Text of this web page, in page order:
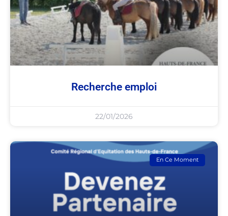
Recherche emploi
22/01/2026
En Ce Moment